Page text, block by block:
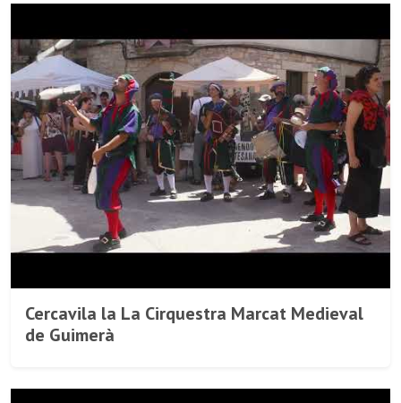
Cercavila la La Cirquestra Marcat Medieval
de Guimerà